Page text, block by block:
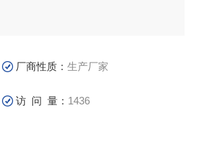
厂商性质：生产厂家
访 问 量： 1436